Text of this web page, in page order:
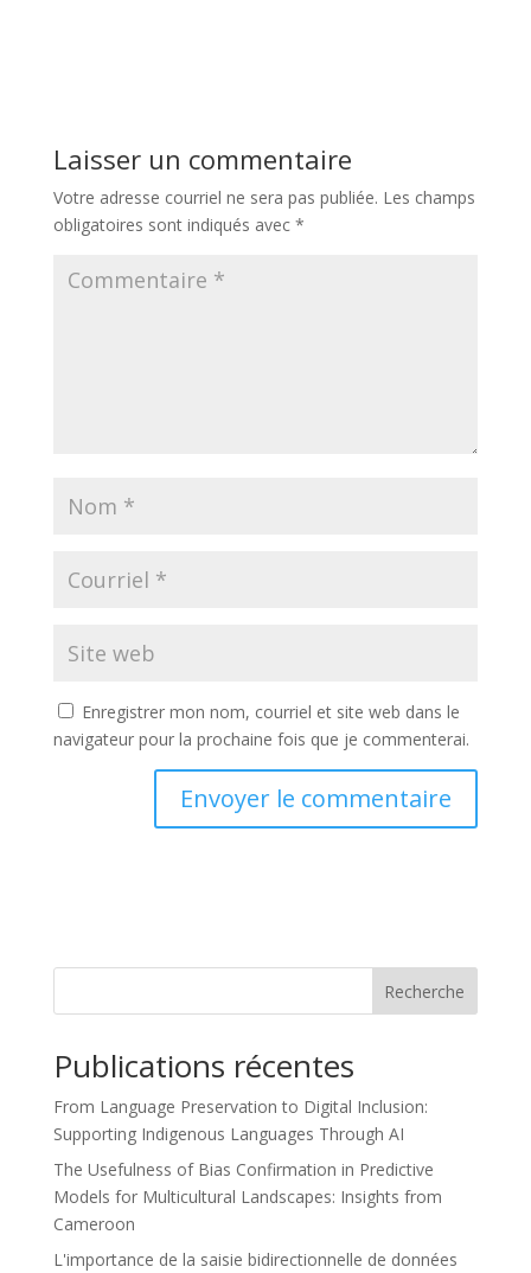
Laisser un commentaire
Votre adresse courriel ne sera pas publiée. Les champs
obligatoires sont indiqués avec *
Enregistrer mon nom, courriel et site web dans le
navigateur pour la prochaine fois que je commenterai.
Recherche
Publications récentes
From Language Preservation to Digital Inclusion:
Supporting Indigenous Languages Through AI
The Usefulness of Bias Confirmation in Predictive
Models for Multicultural Landscapes: Insights from
Cameroon
L'importance de la saisie bidirectionnelle de données